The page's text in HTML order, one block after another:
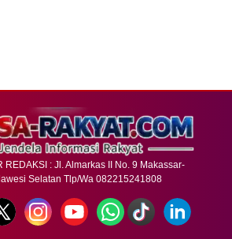
REDAKSI : Jl. Almarkas II No. 9 Makassar-
Selatan Tlp/Wa 082215241808